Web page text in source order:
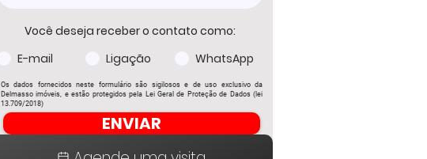
Você deseja receber o contato como:
E-mail
Ligação WhatsApp
Os dados fornecidos neste formulário são sigilosos e de uso exclusivo da
Delmasso imóveis, e estão protegidos pela Lei Geral de Proteção de Dados (lei
13.709/2018)
ENVIAR